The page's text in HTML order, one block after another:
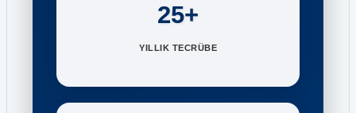
25+
YILLIK TECRÜBE